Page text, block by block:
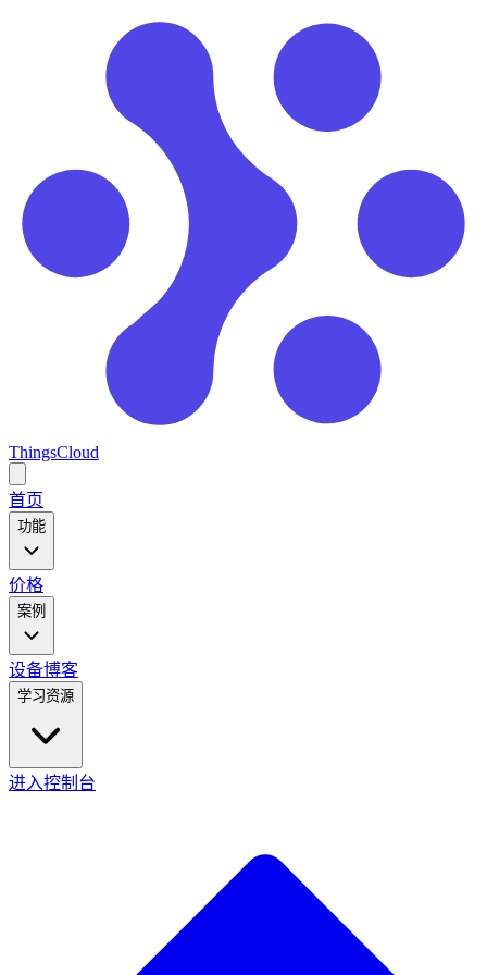
ThingsCloud
main
menu
首页
功能
价格
案例
设备博客
学习资源
进入控制台